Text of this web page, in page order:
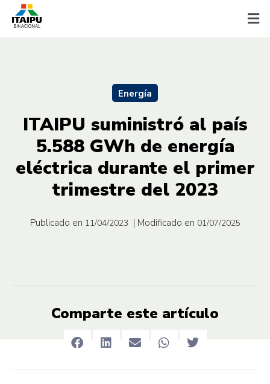
Energía
ITAIPU suministró al país
5.588 GWh de energía
eléctrica durante el primer
trimestre del 2023
Publicado en 11/04/2023 | Modificado en 01/07/2025
Comparte este artículo